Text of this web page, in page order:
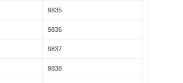
9835
9836
9837
9838